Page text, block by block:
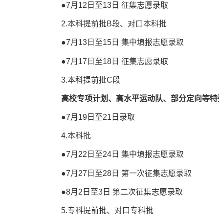
●7月12日至13日 征集志愿录取
2.本科提前批B段、对口本科批
●7月13日至15日 集中填报志愿录取
●7月17日至18日 征集志愿录取
3.本科提前批C段
高校专项计划、高水平运动队、部分定向等
●7月19日至21日录取
4.本科批
●7月22日至24日 集中填报志愿录取
●7月27日至28日 第一次征集志愿录取
●8月2日至3日 第二次征集志愿录取
5.专科提前批、对口专科批